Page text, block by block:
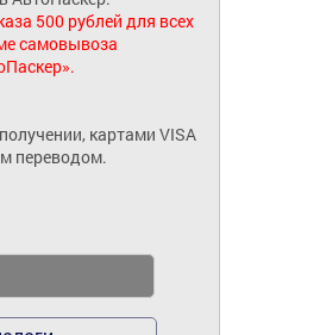
500 рублей для всех
самовывоза
картами VISA
переводом.